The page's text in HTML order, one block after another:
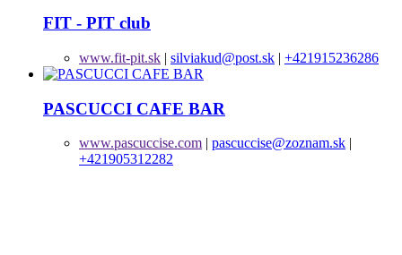
FIT - PIT club
www.fit-pit.sk | silviakud@post.sk | +421915236286
PASCUCCI CAFE BAR
www.pascuccise.com | pascuccise@zoznam.sk |
+421905312282